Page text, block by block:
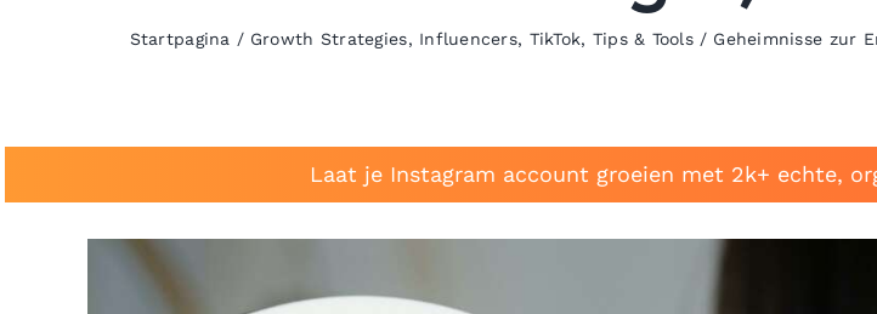
Startpagina / Growth Strategies, Influencers, TikTok, Tips & Tools / Geheimnisse zur
Laat je Instagram account groeien met 2k+ echte,